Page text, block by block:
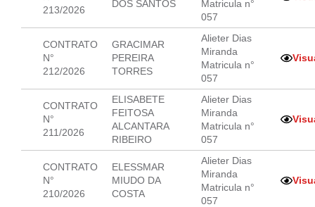
213/2026
DOS SANTOS
Matricula n°
057
CONTRATO
N°
212/2026
GRACIMAR
PEREIRA
TORRES
Alieter Dias
Miranda
Matricula n°
057
CONTRATO
N°
211/2026
ELISABETE
FEITOSA
ALCANTARA
RIBEIRO
Alieter Dias
Miranda
Matricula n°
057
CONTRATO
N°
210/2026
ELESSMAR
MIUDO DA
COSTA
Alieter Dias
Miranda
Matricula n°
057